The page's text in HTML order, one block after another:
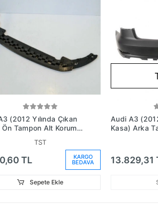
(2012 Yılında Çıkan
Ön Tampon Alt Koruma
TST
TL KARGO
BEDAVA
Sepete Ekle
Audi A3
Kasa) Arka
13.829,31